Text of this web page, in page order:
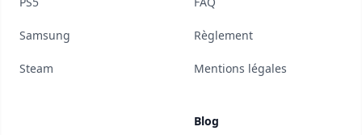
Samsung
Steam
Règlement
Mentions légales
Blog